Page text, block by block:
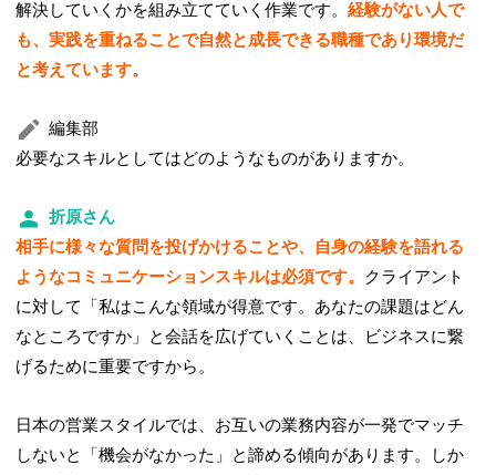
解決していくかを組み立てていく作業です。経験がない人で
も、実践を重ねることで自然と成長できる職種であり環境だ
と考えています。
編集部
必要なスキルとしてはどのようなものがありますか。
折原さん
相手に様々な質問を投げかけることや、自身の経験を語れる
ようなコミュニケーションスキルは必須です。 クライアント
に対して「私はこんな領域が得意です。あなたの課題はどん
なところですか」と会話を広げていくことは、ビジネスに繋
げるために重要ですから。
日本の営業スタイルでは、お互いの業務内容が一発でマッチ
しないと「機会がなかった」と諦める傾向があります。しか